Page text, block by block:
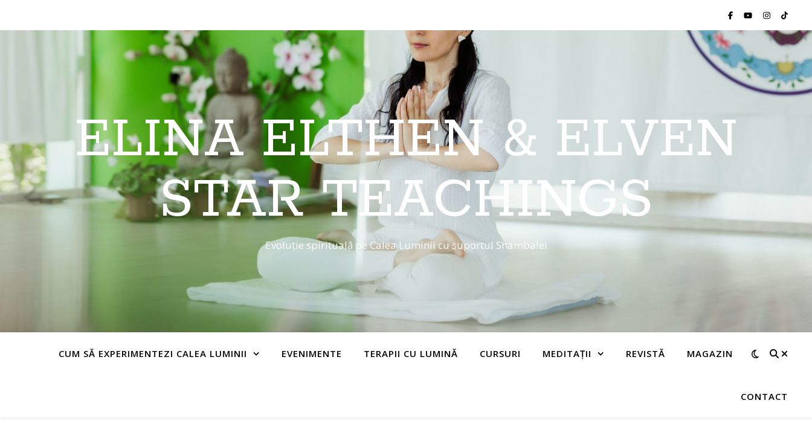
ELINA ELTHEN & ELVEN
STAR TEACHINGS
Evoluție spirituală pe Calea Luminii cu suportul Shambalei
CUM SĂ EXPERIMENTEZI CALEA LUMINII EVENIMENTE TERAPII CU LUMINĂ CURSURI MEDITAȚII REVISTĂ MAGAZIN
CONTACT